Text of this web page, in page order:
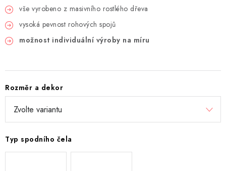
vše vyrobeno z masivního rostlého dřeva
vysoká pevnost rohových spojů
možnost individuální výroby na míru
Rozměr a dekor
Typ spodního čela